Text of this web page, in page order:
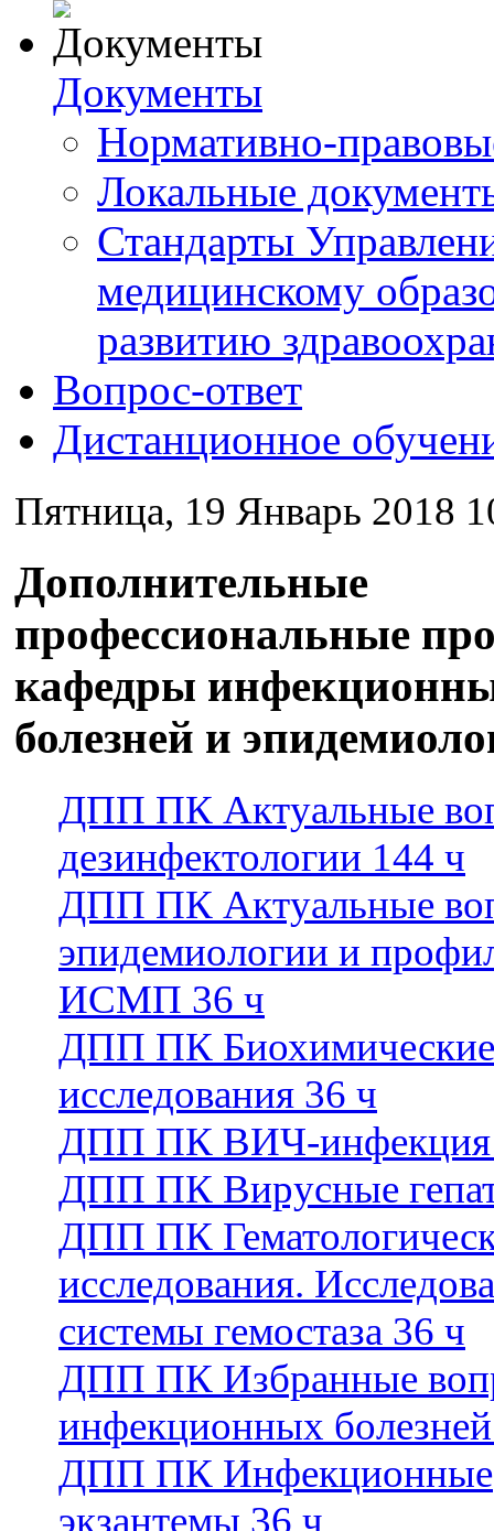
Документы
Нормативно-
Локальные
Стандарты
медицинскому
развитию
Вопрос-ответ
Дистанционное
Пятница, 19 Январь 2018
Дополнительные
профессиональные
кафедры
болезней и
ДПП ПК Актуальные
дезинфектологии 144 ч
ДПП ПК Актуальные
эпидемиологии и
ИСМП 36 ч
ДПП ПК Биохимические
исследования 36 ч
ДПП ПК ВИЧ-инфекция
ДПП ПК Вирусные
ДПП ПК
исследования.
системы гемостаза 36 ч
ДПП ПК Избранные
инфекционных
ДПП ПК Инфекционные
экзантемы 36 ч